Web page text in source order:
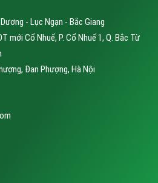
- Lục Ngạn - Bắc Giang
mới Cổ Nhuế, P. Cổ Nhuế 1, Q. Bắc Từ
Đan Phượng, Hà Nội